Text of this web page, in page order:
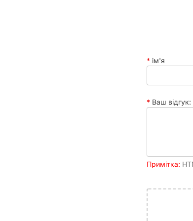
та завжди готові допомогти вам з
ім'я
Ваш відгук:
Примітка: